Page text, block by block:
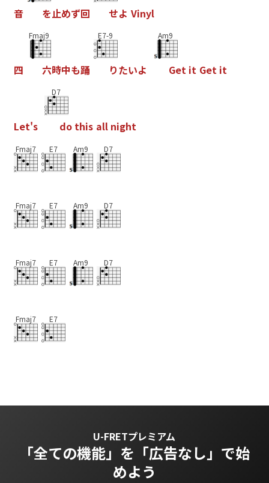
音 を止めず回 せよ Vinyl
四
Fmaj9
六時中も踊
E7-9
りたいよ
Am9
Get it Get it
Let's
D7
do this all night
Fmaj7 E7 Am9 D7
Fmaj7 E7 Am9 D7
Fmaj7 E7 Am9 D7
Fmaj7 E7
U-FRETプレミアム
「全ての機能」を 「広告なし」で始
めよう